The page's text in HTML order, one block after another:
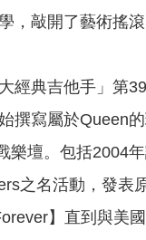
，敲開了藝術搖
經典吉他手」第
撰寫屬於Queen
樂壇。包括2004
之名活動，發表
】直到與美